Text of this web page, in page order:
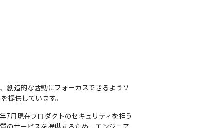
創造的な活動にフォーカスできるようソ
提供しています。
7月現在プロダクトのセキュリティを担う
のサービスを提供するため、エンジニア